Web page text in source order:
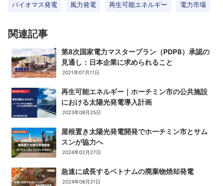
バイオマス発電 風力発電 再生可能エネルギー 電力市場
関連記事
第8次国家電力マスタープラン（PDP8）承認の
見通し：日本企業に求められること
2021年07月11日
再生可能エネルギー｜ホーチミン市の公共施設
における太陽光発電導入計画
2023年08月25日
屋根置き太陽光発電開発でホーチミン市とサム
スンが協力へ
2024年02月27日
急速に成長するベトナムの廃棄物焼却発電
2024年08月21日